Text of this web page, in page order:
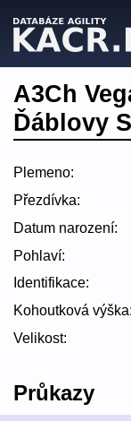
A3Ch
Ďáblovy
Plemeno:
Přezdívka:
Datum narození:
Pohlaví:
Identifikace:
Kohoutková výška:
Velikost:
Průkazy